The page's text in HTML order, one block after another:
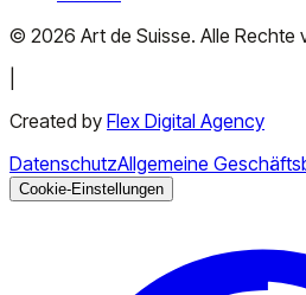
© 2026 Art de Suisse. Alle Rechte
Created by Flex Digital Agency
DatenschutzAllgemeine
Cookie-Einstellungen